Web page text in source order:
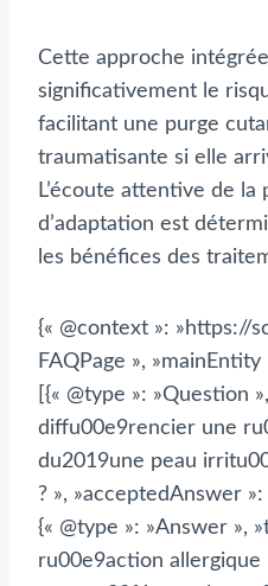
Cette approche
significativement le
facilitant une purge
traumatisante si elle
L’écoute attentive de
d’adaptation est
les bénéfices des
{« @context »: »https://
FAQPage », »mainEntity
[{« @type »: »Question
diffu00e9rencier une
du2019une peau
? », »acceptedAnswer »:
{« @type »: »Answer »,
ru00e9action allergique